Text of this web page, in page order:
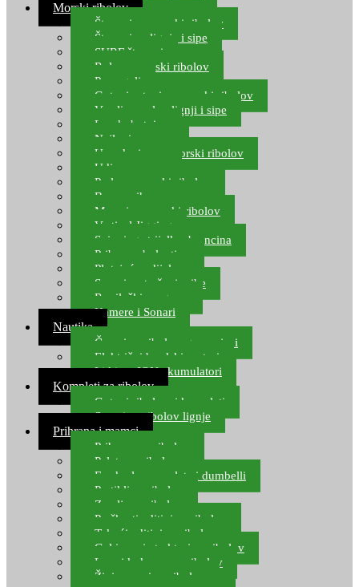
Morski ribolov
Štapovi za morski ribolov
Štapovi za lignje i sipe
SURF štapovi
Role za morski ribolov
Parangali
Gotovi setovi za morski ribolov
Varalice za lov lignji i sipe
Lov hobotnice
Najloni za more
Upredenice za morski ribolov
Udice za more
Perle za morski ribolov
Brum prihrana za more
Mamci za morski ribolov
Vertical Jigging
Spinning strijelke, brancina
Pribor za bolentino
Plutajuća odijela
Sonari za traženje ribe
Ronilački program
Kamere i Sonari
Nautika
Čamci za ribolov, gumenjaci
Električni brodski motori
Lithium ION akumulatori
Kompleti za ribolov
Gotovi ribolovni kompleti
Setovi za ribolov lignje
Prihrana i mamci
Prihrana za ribolov
Pelete za ribolov
Feeder lovne pelete i dumbelli
Partikli za ribolov
Zemlja za ribolov
Praškasti aditivi za ribolov
Tekući aditivi za ribolov
Gel i sprej atraktori za ribolov
Lovni kukuruz za ribolov
Živi mamci za ribolov